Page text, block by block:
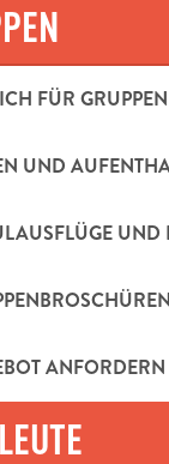
FÜR GRUPPEN
UND
UND
ANFORDERN